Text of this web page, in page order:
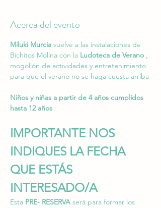
Acerca del evento
Miluki Murcia vuelve a las instalaciones de
Bichitos Molina con la Ludoteca de Verano ,
mogollón de actividades y entretenimiento
para que el verano no se haga cuesta arriba
Niños y niñas a partir de 4 años cumplidos
hasta 12 años
IMPORTANTE NOS
INDIQUES LA FECHA
QUE ESTÁS
INTERESADO/A
Esta PRE- RESERVA será para formar los